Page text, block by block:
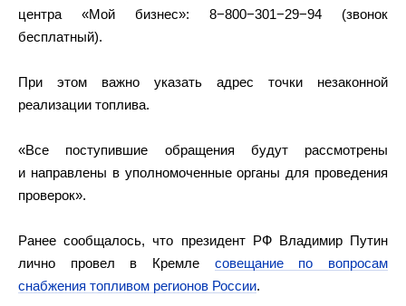
центра «Мой бизнес»: 8−800−301−29−94 (звонок
бесплатный).
При этом важно указать адрес точки незаконной
реализации топлива.
«Все поступившие обращения будут рассмотрены
и направлены в уполномоченные органы для проведения
проверок».
Ранее сообщалось, что президент РФ Владимир Путин
лично провел в Кремле совещание по вопросам
снабжения топливом регионов России.